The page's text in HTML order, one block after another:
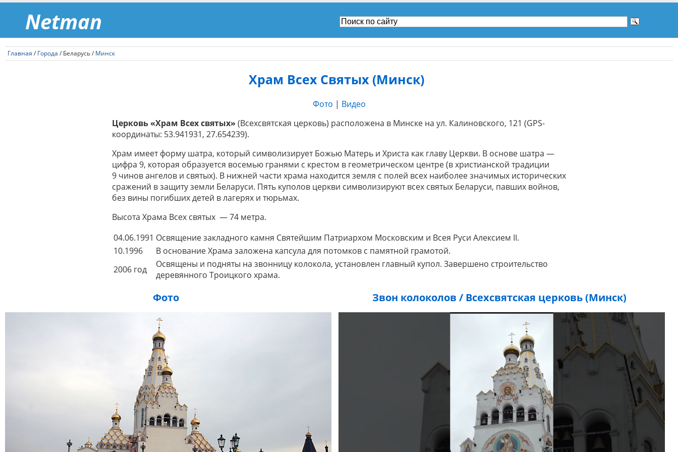
Netman
Главная / Города / Беларусь / Минск
Храм Всех Святых (Минск)
Фото | Видео
Церковь «Храм Всех святых» (Всехсвятская церковь) расположена в Минске на ул. Калиновского, 121 (GPS-
координаты: 53.941931, 27.654239).
Храм имеет форму шатра, который символизирует Божью Матерь и Христа как главу Церкви. В основе шатра —
цифра 9, которая образуется восемью гранями с крестом в геометрическом центре (в христианской традиции
9 чинов ангелов и святых). В нижней части храма находится земля с полей всех наиболее значимых исторических
сражений в защиту земли Беларуси. Пять куполов церкви символизируют всех святых Беларуси, павших войнов,
без вины погибших детей в лагерях и тюрьмах.
Высота Храма Всех святых — 74 метра.
04.06.1991 Освящение закладного камня Святейшим Патриархом Московским и Всея Руси Алексием II.
10.1996
В основание Храма заложена капсула для потомков с памятной грамотой.
2006 год
Освящены и подняты на звонницу колокола, установлен главный купол. Завершено строительство
деревянного Троицкого храма.
Фото Звон колоколов / Всехсвятская церковь (Минск)